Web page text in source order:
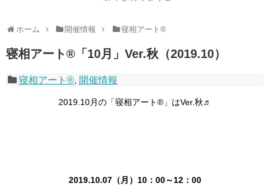
ホーム 開催情報 寝相アート®
寝相アート®「10月」Ver.秋（2019.10）
寝相アート®, 開催情報
2019.10月の「寝相アート®」はVer.秋♬
2019.10.07（月）10：00～12：00
知的財産権